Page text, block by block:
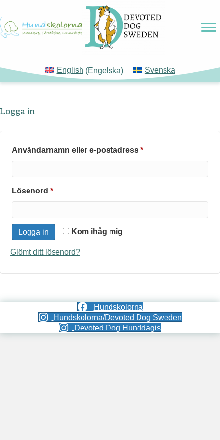
English (Engelska) Svenska
Logga in
Användarnamn eller e-postadress *Obligatoriskt
Lösenord *Obligatoriskt
Kom ihåg mig
Logga in
Glömt ditt lösenord?
Hundskolorna
Hundskolorna/Devoted Dog Sweden
Devoted Dog Hunddagis